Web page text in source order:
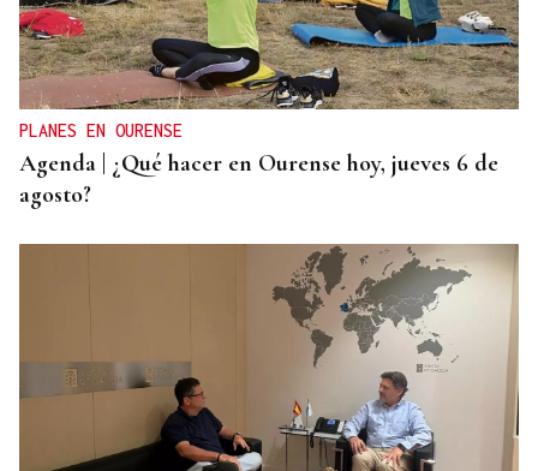
"LA LEY TIENE QUE CUMPLIRSE"
El Gobierno alerta a las CCAA que si se niegan a
acoger menores de Ceuta "entonces tendrá que
actuar de oficio Fiscalía"
PLANES EN OURENSE
Agenda | ¿Qué hacer en Ourense hoy, jueves 6 de
agosto?